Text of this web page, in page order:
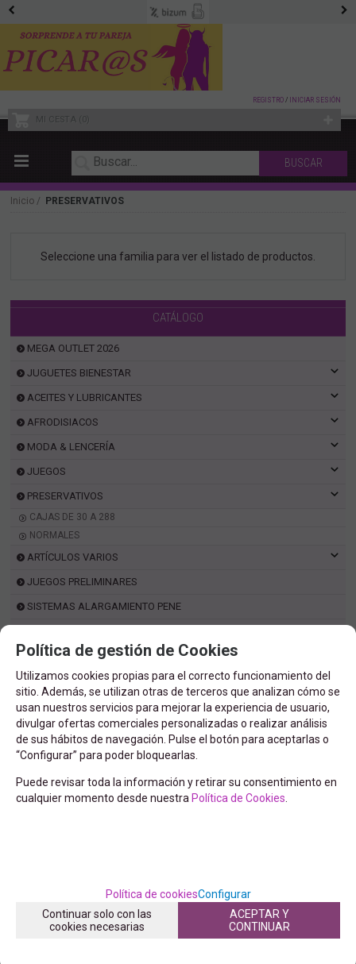
REGISTRO / INICIAR SESIÓN
MI CESTA 0
Inicio PRESERVATIVOS
Seleccione una familia para ver el listado de productos.
CATÁLOGO
MEGA OUTLET 2026
JUGUETES BIENESTAR
ACEITES Y LUBRICANTES
AFRODISIACOS
MODA & LENCERÍA
JUEGOS
PRESERVATIVOS
CAJAS DE 30 A 288
NORMALES
ARTÍCULOS VARIOS
JUEGOS PRELIMINARES
SISTEMAS ALARGAMIENTO PENE
MARCAS
Política de gestión de Cookies
Utilizamos cookies propias para el correcto funcionamiento del
sitio. Además, se utilizan otras de terceros que analizan cómo se
usan nuestros servicios para mejorar la experiencia de usuario,
divulgar ofertas comerciales personalizadas o realizar análisis
de sus hábitos de navegación. Pulse el botón para aceptarlas o
“Configurar” para poder bloquearlas.
Puede revisar toda la información y retirar su consentimiento en
cualquier momento desde nuestra Política de Cookies
Política de cookiesConfigurar
Continuar solo con las
cookies necesarias
ACEPTAR Y
CONTINUAR